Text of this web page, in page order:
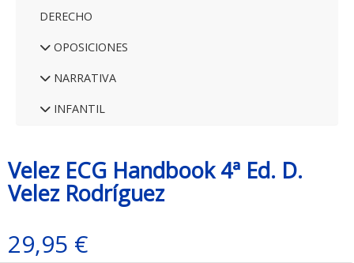
DERECHO
OPOSICIONES
NARRATIVA
INFANTIL
Velez ECG Handbook 4ª Ed. D.
Velez Rodríguez
29,95 €